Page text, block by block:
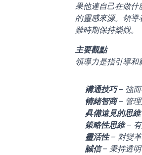
果他連自己在做什
的靈感來源。領
難時期保持樂觀。
主要觀點
領導力是指引導
溝通技巧 – 強
情緒智商 – 管
具備遠見的思維
策略性思維 – 有
靈活性 – 對變革
誠信 – 秉持透明